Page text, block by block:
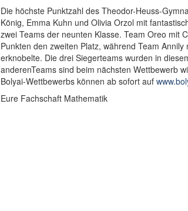
Die höchste Punktzahl des Theodor-Heuss-
König, Emma Kuhn und Olivia Orzol mit
zwei Teams der neunten Klasse. Team Oreo mit
Punkten den zweiten Platz, während Team
erknobelte. Die drei Siegerteams wurden in
anderenTeams sind beim nächsten Wettbewerb
Bolyai-Wettbewerbs können ab sofort auf
Eure Fachschaft Mathematik